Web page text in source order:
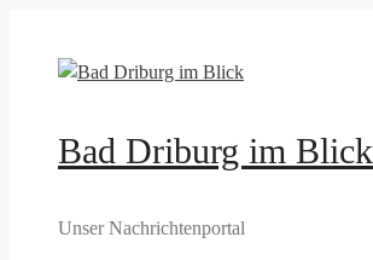
springen
Bad Driburg im Blick
Unser Nachrichtenportal